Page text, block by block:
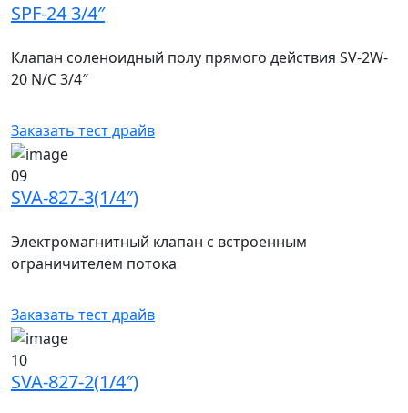
SPF-24 3/4″
Клапан соленоидный полу прямого действия SV-2W-
20 N/C 3/4″
Заказать тест драйв
09
SVA-827-3(1/4″)
Электромагнитный клапан с встроенным
ограничителем потока
Заказать тест драйв
10
SVA-827-2(1/4″)